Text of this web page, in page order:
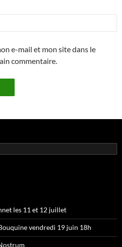
e-mail et mon site dans le
commentaire.
les 11 et 12 juillet
vendredi 19 juin 18h